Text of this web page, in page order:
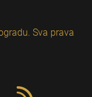
Sva prava